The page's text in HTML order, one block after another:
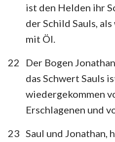
ist den Helden ihr
der Schild Sauls,
mit Öl.
22
Der Bogen
das Schwert Sauls
wiedergekommen
Erschlagenen und
23 Saul und Jonathan,